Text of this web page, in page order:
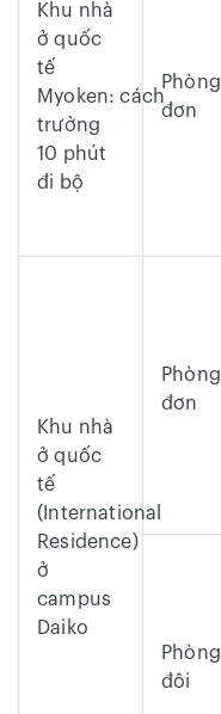
Khu nhà
ở quốc
tế
Myoken: cách
trường
10 phút
đi bộ
Phòng
đơn
Khu nhà
ở quốc
tế
(International
Residence)
ở
campus
Daiko
Phòng
đơn
Phòng
đôi